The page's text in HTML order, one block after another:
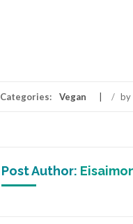
Categories: Vegan / by
Post Author: